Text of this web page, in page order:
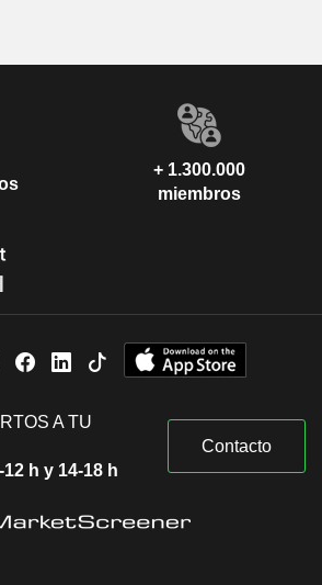
+ 1.300.000
miembros
A TU
h y 14-18 h
Contacto